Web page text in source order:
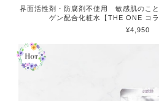
界面活性剤・防腐剤不使用 敏感肌のこ
ゲン配合化粧水【THE ONE コ
¥4,950